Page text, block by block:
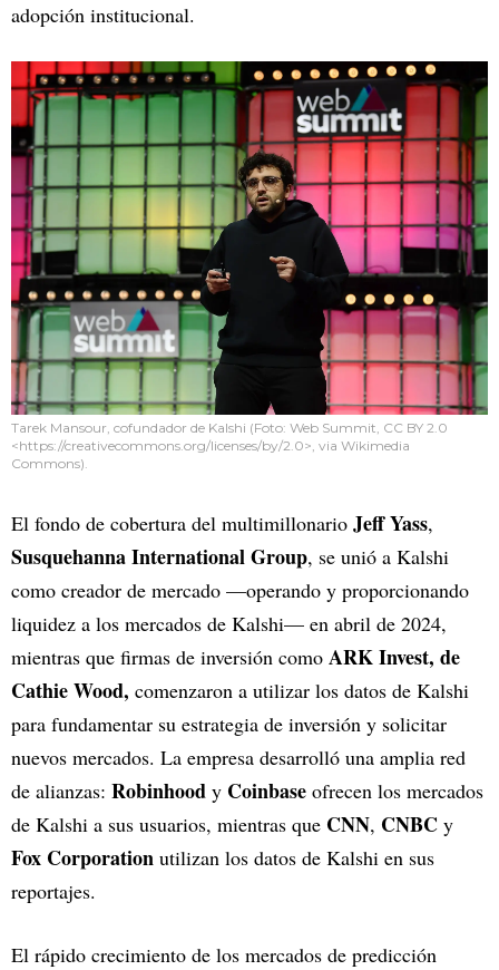
adopción institucional.
Tarek Mansour, cofundador de Kalshi (Foto: Web Summit, CC BY 2.0
<https://creativecommons.org/licenses/by/2.0>, via Wikimedia
Commons).
El fondo de cobertura del multimillonario Jeff Yass,
Susquehanna International Group, se unió a Kalshi
como creador de mercado —operando y proporcionando
liquidez a los mercados de Kalshi— en abril de 2024,
mientras que firmas de inversión como ARK Invest, de
Cathie Wood, comenzaron a utilizar los datos de Kalshi
para fundamentar su estrategia de inversión y solicitar
nuevos mercados. La empresa desarrolló una amplia red
de alianzas: Robinhood y Coinbase ofrecen los mercados
de Kalshi a sus usuarios, mientras que CNN, CNBC y
Fox Corporation utilizan los datos de Kalshi en sus
reportajes.
El rápido crecimiento de los mercados de predicción